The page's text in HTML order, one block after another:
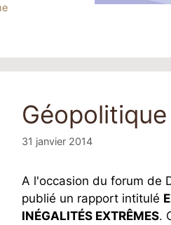
Géopolitique
31 janvier 2014
A l'occasion du forum de
publié un rapport intitulé
INÉGALITÉS EXTRÊMES.